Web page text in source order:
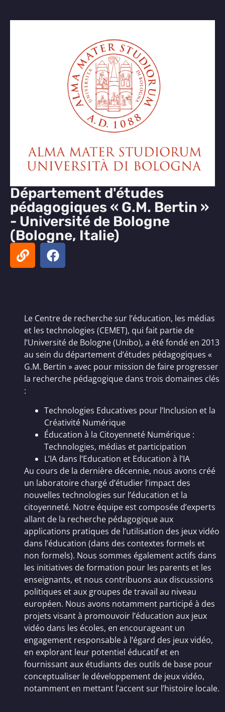
Département d'études
pédagogiques « G.M. Bertin »
- Université de Bologne
(Bologne, Italie)
Le Centre de recherche sur l’éducation, les médias
et les technologies (CEMET), qui fait partie de
l’Université de Bologne (Unibo), a été fondé en 2013
au sein du département d’études pédagogiques «
G.M. Bertin » avec pour mission de faire progresser
la recherche pédagogique dans trois domaines clés
:
Technologies Educatives pour l’Inclusion et la
Créativité Numérique
Éducation à la Citoyenneté Numérique :
Technologies, médias et participation
L’IA dans l’Education et Education à l’IA
Au cours de la dernière décennie, nous avons créé
un laboratoire chargé d’étudier l’impact des
nouvelles technologies sur l’éducation et la
citoyenneté. Notre équipe est composée d’experts
allant de la recherche pédagogique aux
applications pratiques de l’utilisation des jeux vidéo
dans l’éducation (dans des contextes formels et
non formels). Nous sommes également actifs dans
les initiatives de formation pour les parents et les
enseignants, et nous contribuons aux discussions
politiques et aux groupes de travail au niveau
européen. Nous avons notamment participé à des
projets visant à promouvoir l’éducation aux jeux
vidéo dans les écoles, en encourageant un
engagement responsable à l’égard des jeux vidéo,
en explorant leur potentiel éducatif et en
fournissant aux étudiants des outils de base pour
conceptualiser le développement de jeux vidéo,
notamment en mettant l’accent sur l’histoire locale.